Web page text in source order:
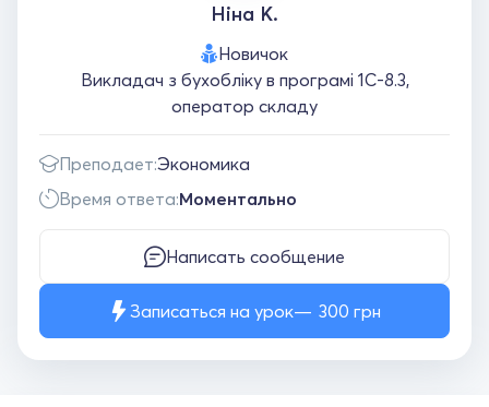
Ніна К.
Новичок
Викладач з бухобліку в програмі 1С-8.3,
оператор складу
Преподает:Экономика
Время ответа:Моментально
Написать сообщение
Записаться на урок 300 грн